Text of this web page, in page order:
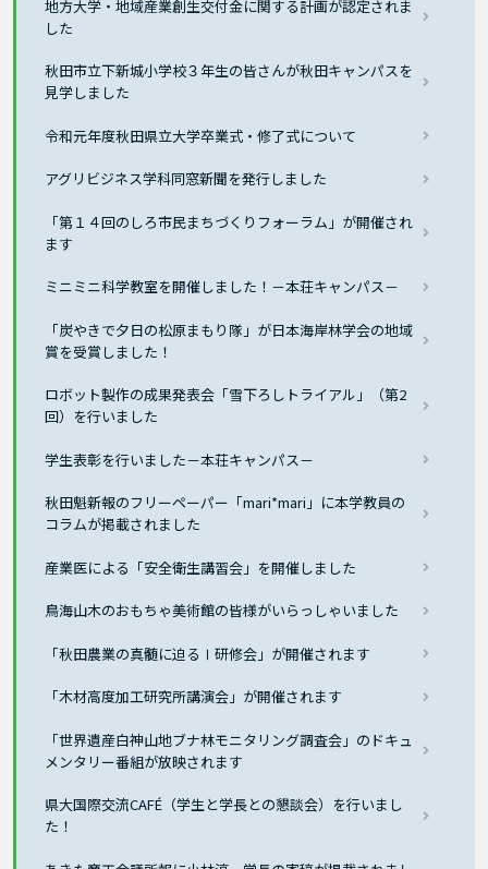
地方大学・地域産業創生交付金に関する計画が認定されま
した
秋田市立下新城小学校３年生の皆さんが秋田キャンパスを
見学しました
令和元年度秋田県立大学卒業式・修了式について
アグリビジネス学科同窓新聞を発行しました
「第１４回のしろ市民まちづくりフォーラム」が開催され
ます
ミニミニ科学教室を開催しました！－本荘キャンパス－
「炭やきで夕日の松原まもり隊」が日本海岸林学会の地域
賞を受賞しました！
ロボット製作の成果発表会「雪下ろしトライアル」（第2
回）を行いました
学生表彰を行いました－本荘キャンパス－
秋田魁新報のフリーペーパー「mari*mari」に本学教員の
コラムが掲載されました
産業医による「安全衛生講習会」を開催しました
鳥海山木のおもちゃ美術館の皆様がいらっしゃいました
「秋田農業の真髄に迫るⅠ研修会」が開催されます
「木材高度加工研究所講演会」が開催されます
「世界遺産白神山地ブナ林モニタリング調査会」のドキュ
メンタリー番組が放映されます
県大国際交流CAFÉ（学生と学長との懇談会）を行いまし
た！